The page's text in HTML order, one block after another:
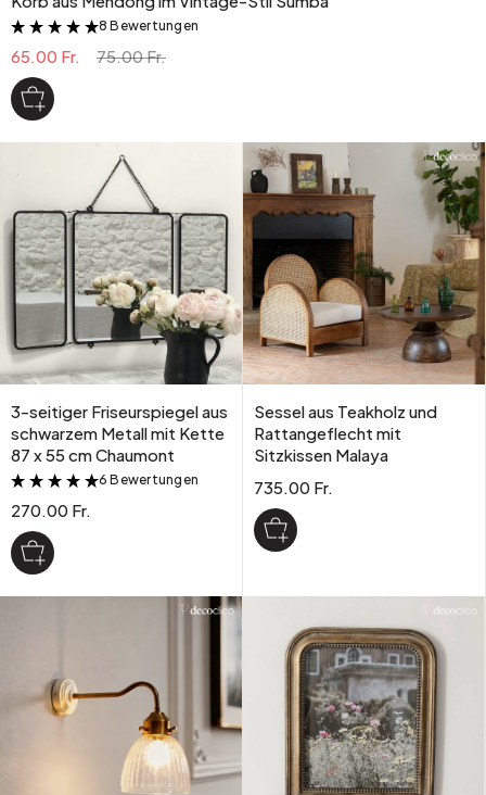
&
8 Bewertungen
65.00 Fr. 75.00 Fr.
3-seitiger Friseurspiegel aus
schwarzem Metall mit Kette
87 x 55 cm Chaumont
&
6 Bewertungen
270.00 Fr.
Sessel aus Teakholz und
Rattangeflecht mit
Sitzkissen Malaya
735.00 Fr.